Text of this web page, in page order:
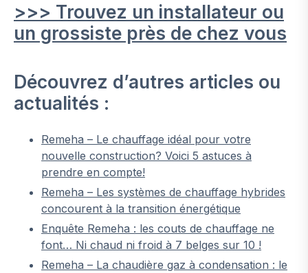
>>> Trouvez un installateur ou
un grossiste près de chez vous
Découvrez d’autres articles ou
actualités :
Remeha – Le chauffage idéal pour votre
nouvelle construction? Voici 5 astuces à
prendre en compte!
Remeha – Les systèmes de chauffage hybrides
concourent à la transition énergétique
Enquête Remeha : les couts de chauffage ne
font… Ni chaud ni froid à 7 belges sur 10 !
Remeha – La chaudière gaz à condensation : le